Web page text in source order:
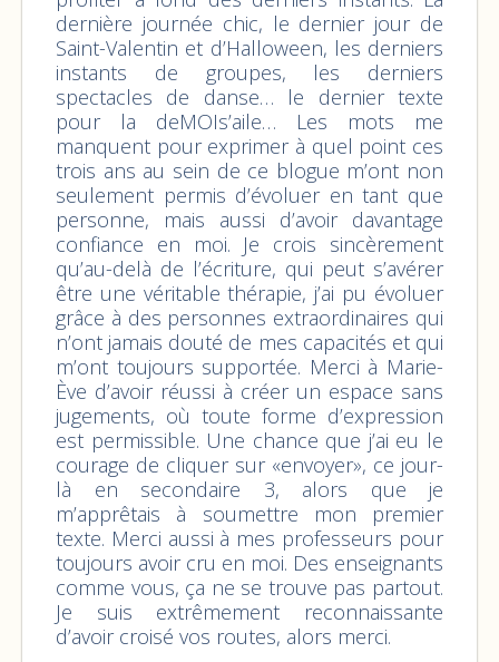
dernière journée chic, le dernier jour de
Saint-Valentin et d’Halloween, les derniers
instants de groupes, les derniers
spectacles de danse… le dernier texte
pour la deMOIs’aile… Les mots me
manquent pour exprimer à quel point ces
trois ans au sein de ce blogue m’ont non
seulement permis d’évoluer en tant que
personne, mais aussi d’avoir davantage
confiance en moi. Je crois sincèrement
qu’au-delà de l’écriture, qui peut s’avérer
être une véritable thérapie, j’ai pu évoluer
grâce à des personnes extraordinaires qui
n’ont jamais douté de mes capacités et qui
m’ont toujours supportée. Merci à Marie-
Ève d’avoir réussi à créer un espace sans
jugements, où toute forme d’expression
est permissible. Une chance que j’ai eu le
courage de cliquer sur «envoyer», ce jour-
là en secondaire 3, alors que je
m’apprêtais à soumettre mon premier
texte. Merci aussi à mes professeurs pour
toujours avoir cru en moi. Des enseignants
comme vous, ça ne se trouve pas partout.
Je suis extrêmement reconnaissante
d’avoir croisé vos routes, alors merci.